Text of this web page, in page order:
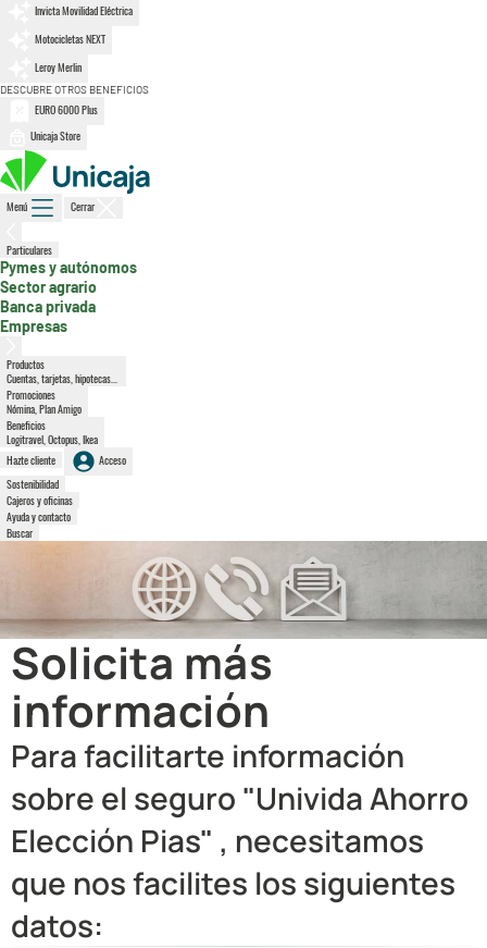
Invicta Movilidad Eléctrica
Motocicletas NEXT
Leroy Merlin
DESCUBRE OTROS BENEFICIOS
EURO 6000 Plus
Unicaja Store
Menú Cerrar
Particulares
, sección activa
Pymes y autónomos
Sector agrario
Banca privada
Empresas
Productos
Cuentas, tarjetas, hipotecas...
Promociones
Nómina, Plan Amigo
Beneficios
Logitravel, Octopus, Ikea
Hazte cliente
Acceso
Sostenibilidad
Cajeros y oficinas
Ayuda y contacto
Buscar
Solicita más
información
Para facilitarte información
sobre el seguro "Univida Ahorro
Elección Pias" , necesitamos
que nos facilites los siguientes
datos: